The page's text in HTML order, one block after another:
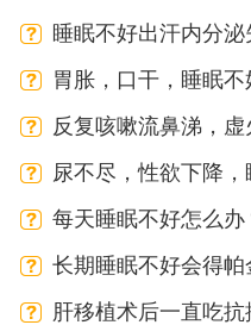
睡眠不好出汗内分
胃胀，口干，睡眠
反复咳嗽流鼻涕，
尿不尽，性欲下降
每天睡眠不好怎么办
长期睡眠不好会得帕
肝移植术后一直吃